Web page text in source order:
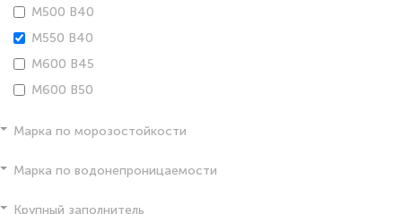
М500 В40
М550 В40
М600 В45
М600 В50
Марка по морозостойкости
Марка по водонепроницаемости
Крупный заполнитель